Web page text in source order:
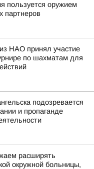
пользуется оружием
партнеров
НАО принял участие
по шахматам для
подозревается
и пропаганде
расширять
окружной больницы,